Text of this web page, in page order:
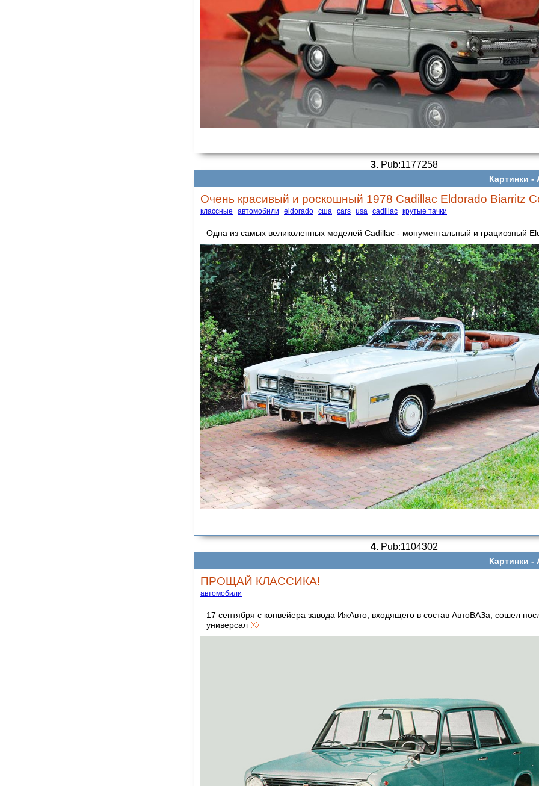
3. Pub:1177258
Картинки -
Очень красивый и роскошный 1978 Cadillac Eldorado Biarritz
классные автомобили eldorado сша cars usa cadillac крутые тачки
Одна из самых великолепных моделей Cadillac - монументальный и грациозный
4. Pub:1104302
Картинки -
ПРОЩАЙ КЛАССИКА!
автомобили
17 сентября с конвейера завода ИжАвто, входящего в состав АвтоВАЗа, сошел
универсал